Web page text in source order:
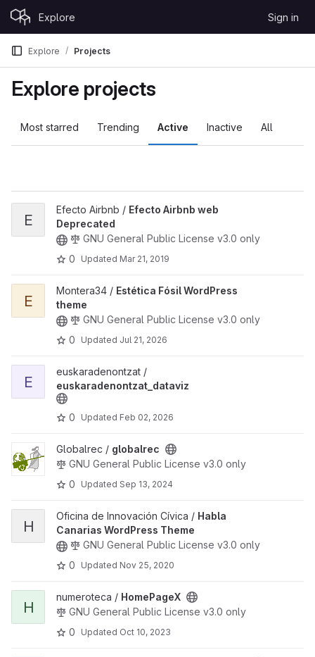
Skip to content
GitLab Explore Sign in
Explore Projects
Explore projects
Most starred Trending Active Inactive All
View Efecto Airbnb web Deprecated project
E
Efecto Airbnb / Efecto Airbnb web
Deprecated
GNU General Public License v3.0 only
0
Updated Mar 21, 2019
View Estética Fósil WordPress theme project
E
Montera34 / Estética Fósil WordPress
theme
GNU General Public License v3.0 only
0
Updated Jul 21, 2026
View euskaradenontzat_dataviz project
E
euskaradenontzat /
euskaradenontzat_dataviz
0 Updated Feb 02, 2026
View globalrec project
Globalrec / globalrec
GNU General Public License v3.0 only
0
Updated Sep 13, 2024
View Habla Canarias WordPress Theme project
H
Oficina de Innovación Cívica / Habla
Canarias WordPress Theme
GNU General Public License v3.0 only
0
Updated Nov 25, 2020
View HomePageX project
H
numeroteca / HomePageX
GNU General Public License v3.0 only
0
Updated Oct 10, 2023